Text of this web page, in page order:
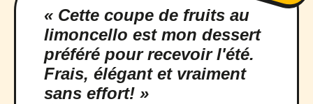
« Cette coupe de fruits au
limoncello est mon dessert
préféré pour recevoir l'été.
Frais, élégant et vraiment
sans effort! »